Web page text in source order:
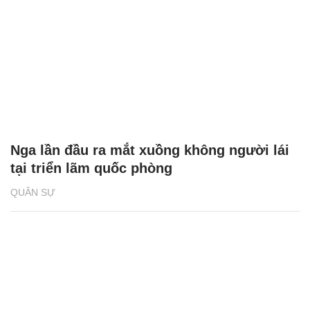
QUÂN SỰ
Nga lần đầu ra mắt xuồng không người lái
tại triển lãm quốc phòng